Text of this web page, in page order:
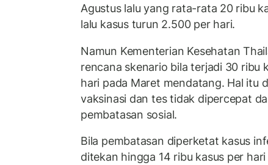
Agustus lalu yang rata-rata 20 ribu
lalu kasus turun 2.500 per hari.
Namun Kementerian Kesehatan
rencana skenario bila terjadi 30 ribu
hari pada Maret mendatang. Hal itu
vaksinasi dan tes tidak dipercepat
pembatasan sosial.
Bila pembatasan diperketat kasus
ditekan hingga 14 ribu kasus per